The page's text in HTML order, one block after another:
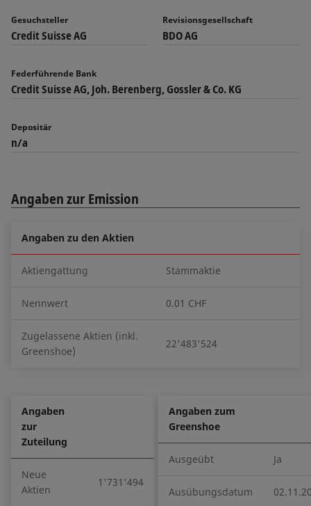
Gesuchsteller
Credit Suisse AG
Revisionsgesellschaft
BDO AG
Federführende Bank
Credit Suisse AG, Joh. Berenberg, Gossler & Co. KG
Depositär
n/a
Angaben zur Emission
Angaben zu den Aktien
Aktiengattung Stammaktie
Nennwert 0.01 CHF
Zugelassene Aktien (inkl.
Greenshoe)
22'483'524
Angaben
zur
Zuteilung
Neue
Aktien
1'731'494
Angaben zum
Greenshoe
Ausgeübt Ja
Ausübungsdatum